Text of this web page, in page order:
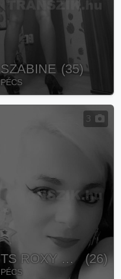
SZABINE (35)
PÉCS
3
TS ROXY SPECIALY FOR YOU (26)
PÉCS